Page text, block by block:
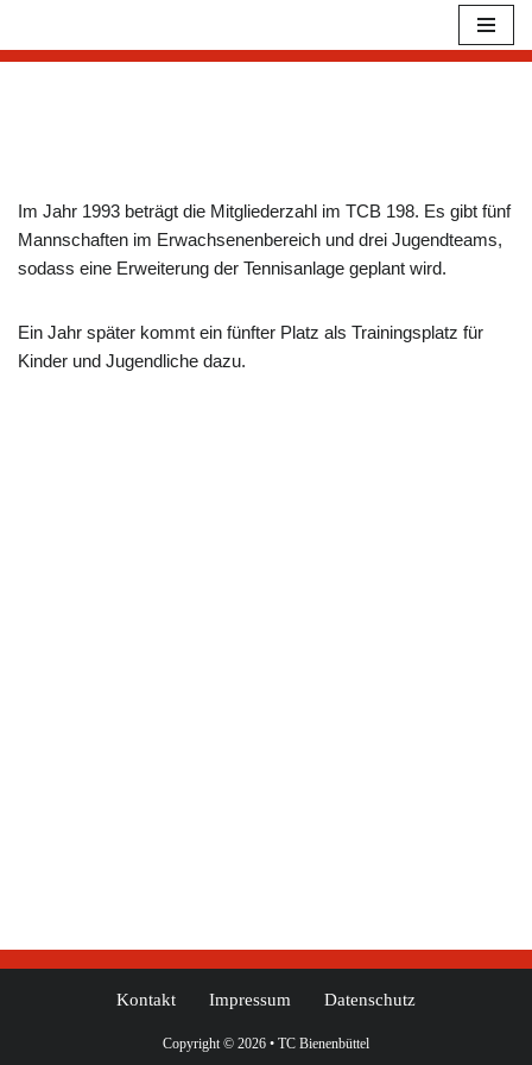
Zum
Im Jahr 1993 beträgt die Mitgliederzahl im TCB 198. Es gibt fünf
Mannschaften im Erwachsenenbereich und drei Jugendteams,
sodass eine Erweiterung der Tennisanlage geplant wird.
Ein Jahr später kommt ein fünfter Platz als Trainingsplatz für
Kinder und Jugendliche dazu.
Kontakt Impressum Datenschutz
Copyright © 2026 • TC Bienenbüttel